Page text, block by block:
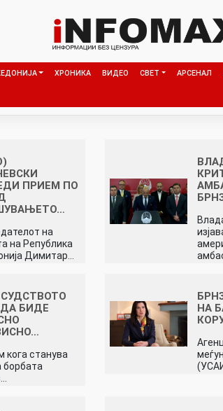
ХРОНИКА ВИДЕО СВЕТ АРСЕНАЛ
ПРИЕМ ПО
на
на Република
Димитар…
СУДСТВОТО
БИДЕ
кога станува
борбата
НА